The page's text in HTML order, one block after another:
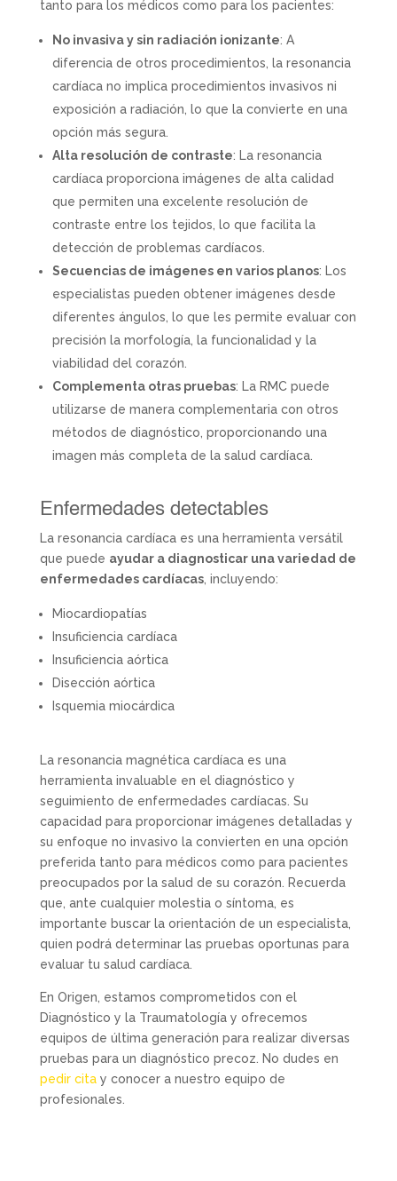
tanto para los médicos como para los pacientes:
No invasiva y sin radiación ionizante: A
diferencia de otros procedimientos, la resonancia
cardíaca no implica procedimientos invasivos ni
exposición a radiación, lo que la convierte en una
opción más segura.
Alta resolución de contraste: La resonancia
cardíaca proporciona imágenes de alta calidad
que permiten una excelente resolución de
contraste entre los tejidos, lo que facilita la
detección de problemas cardíacos.
Secuencias de imágenes en varios planos: Los
especialistas pueden obtener imágenes desde
diferentes ángulos, lo que les permite evaluar con
precisión la morfología, la funcionalidad y la
viabilidad del corazón.
Complementa otras pruebas: La RMC puede
utilizarse de manera complementaria con otros
métodos de diagnóstico, proporcionando una
imagen más completa de la salud cardíaca.
Enfermedades detectables
La resonancia cardíaca es una herramienta versátil
que puede ayudar a diagnosticar una variedad de
enfermedades cardíacas, incluyendo:
Miocardiopatías
Insuficiencia cardíaca
Insuficiencia aórtica
Disección aórtica
Isquemia miocárdica
La resonancia magnética cardíaca es una
herramienta invaluable en el diagnóstico y
seguimiento de enfermedades cardíacas. Su
capacidad para proporcionar imágenes detalladas y
su enfoque no invasivo la convierten en una opción
preferida tanto para médicos como para pacientes
preocupados por la salud de su corazón. Recuerda
que, ante cualquier molestia o síntoma, es
importante buscar la orientación de un especialista,
quien podrá determinar las pruebas oportunas para
evaluar tu salud cardíaca.
En Origen, estamos comprometidos con el
Diagnóstico y la Traumatología y ofrecemos
equipos de última generación para realizar diversas
pruebas para un diagnóstico precoz. No dudes en
pedir citay conocer a nuestro equipo de
profesionales.